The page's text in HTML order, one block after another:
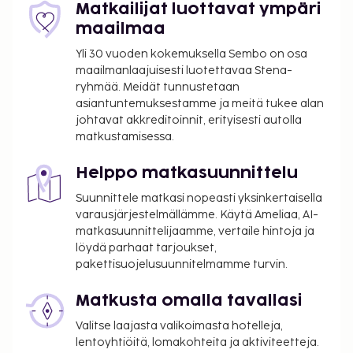
kuljetukset rautatieasemalta majoituspaikkaan
(saatavilla ympäri vuorokauden), ja saatavilla on
myös maksullinen omatoiminen pysäköinti. Voit
rentoutua täyden palvelun kylpylässä, jonka
palveluihin sisältyvät muun muassa vartalohoidot ja
kasvohoidot. Paikan päällä on lisäksi sauna,
kuntosali sekä vuokrattavat polkupyörät. Tämän
langaton internetyhteys, concierge-palvelut ja
hääpalvelut. Tässä hotellissa on 3 ravintolaa. Päätä
päiväsi nauttimalla muutama drinkki baarissa.
Ilmainen buffetaamiainen tarjoillaan päivittäin klo
Majoituspaikka veloittaa seuraavat paikan päällä
sovellettavat verot:
Kaupunki perii kaupunkiveron, joka maksetaan
majoituspaikassa. Veron määrä riippuu
Matkailijat luottavat ympäri
maailmaa
Yli 30 vuoden kokemuksella Sembo on osa
maailmanlaajuisesti luotettavaa Stena-
ryhmää. Meidät tunnustetaan
asiantuntemuksestamme ja meitä tukee alan
johtavat akkreditoinnit, erityisesti autolla
matkustamisessa.
Helppo matkasuunnittelu
Suunnittele matkasi nopeasti yksinkertaisella
varausjärjestelmällämme. Käytä Ameliaa, AI-
matkasuunnittelijaamme, vertaile hintoja ja
löydä parhaat tarjoukset,
pakettisuojelusuunnitelmamme turvin.
Matkusta omalla tavallasi
Valitse laajasta valikoimasta hotelleja,
lentoyhtiöitä, lomakohteita ja aktiviteetteja.